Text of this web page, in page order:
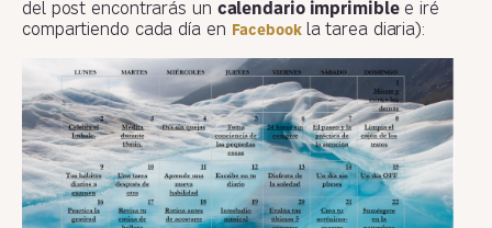
del post encontrarás un calendario imprimiblee iré
compartiendo cada día en
Facebook la tarea diaria):